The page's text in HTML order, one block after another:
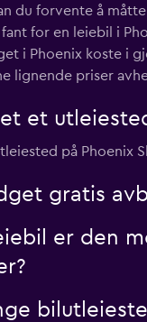
du forvente å
for en leiebil i
i Phoenix koste i
lignende priser
et
på Phoenix
gratis
er den